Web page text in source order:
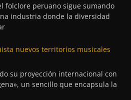
folclore peruano sigue sumando
industria donde la diversidad
nuevos territorios musicales
su proyección internacional con
un sencillo que encapsula la